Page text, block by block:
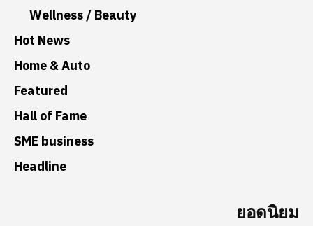
Wellness / Beauty
Hot News
Home & Auto
Featured
Hall of Fame
SME business
Headline
ยอดนิยม